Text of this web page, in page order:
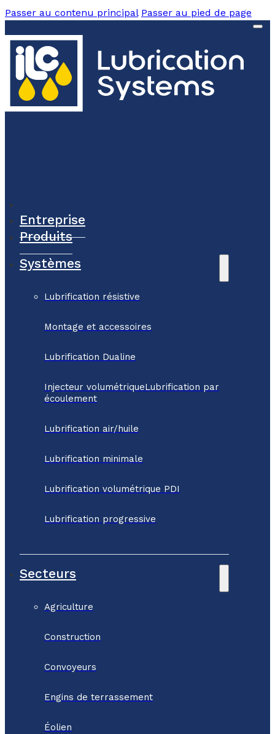
Passer au contenu principal Passer au pied de page
Entreprise
Produits
Systèmes
Lubrification résistive
Montage et accessoires
Lubrification Dualine
Injecteur volumétriqueLubrification par
écoulement
Lubrification air/huile
Lubrification minimale
Lubrification volumétrique PDI
Lubrification progressive
Secteurs
Agriculture
Construction
Convoyeurs
Engins de terrassement
Éolien